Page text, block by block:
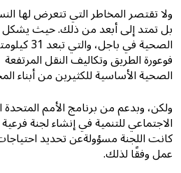
ولا تقتصر المخاطر التي تتعرض لها
بل تمتد إلى أبعد من ذلك. حيث يشكل
الصحية في
فوعورة الطريق وتكاليف النقل
الصحية الأساسية للكثيرين من أبناء
ولكن، وبدعم من برنامج الأمم
الاجتماعي للتنمية في إنشاء لجنة
كانت اللجنة مسؤولةعن تحديد
عمل وفقًا لذلك.